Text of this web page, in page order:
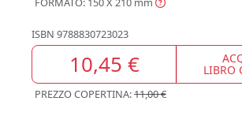
ISBN 9788830723023
10,45 € LIBRO
PREZZO COPERTINA:11,00 €